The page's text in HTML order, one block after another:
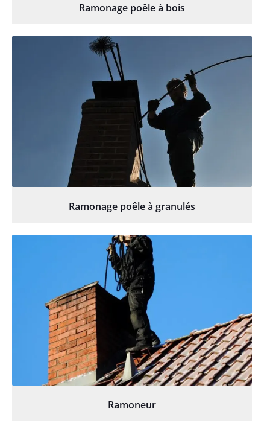
Ramonage poêle à bois
Ramonage poêle à granulés
Ramoneur